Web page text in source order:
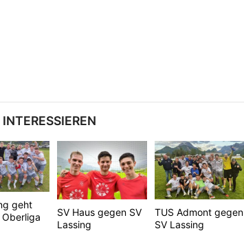
geht
SV Haus gegen SV
Lassing
TUS Admont gegen
SV Lassing